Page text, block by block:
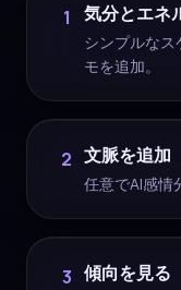
1 気分とエネ
シンプルなス
モを追加。
2 文脈を追加
任意でAI感情
3 傾向を見る